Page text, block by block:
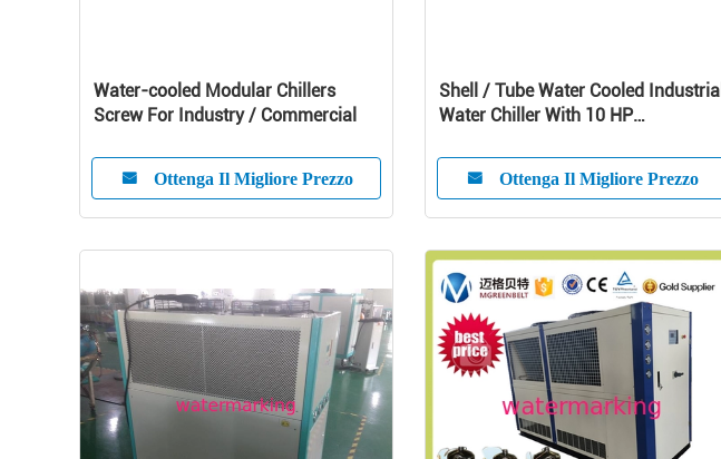
Water-cooled Modular Chillers
Screw For Industry / Commercial
Ottenga Il Migliore Prezzo
Shell / Tube Water Cooled Industrial
Water Chiller With 10 HP
Ottenga Il Migliore Prezzo